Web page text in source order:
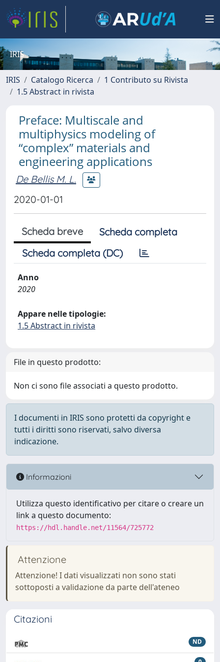
IRIS
IRIS Catalogo Ricerca
1 Contributo su Rivista
1.5 Abstract in rivista
Preface: Multiscale and
multiphysics modeling of
“complex” materials and
engineering applications
De Bellis M. L.
2020-01-01
Scheda breve
Scheda completa
Scheda completa (DC)
Anno
2020
Appare nelle tipologie:
1.5 Abstract in rivista
File in questo prodotto:
Non ci sono file associati a questo prodotto.
I documenti in IRIS sono protetti da copyright e
tutti i diritti sono riservati, salvo diversa
indicazione.
Informazioni
Utilizza questo identificativo per citare o creare un
link a questo documento:
https://hdl.handle.net/11564/725772
Attenzione
Attenzione! I dati visualizzati non sono stati
sottoposti a validazione da parte dell'ateneo
Citazioni
ND